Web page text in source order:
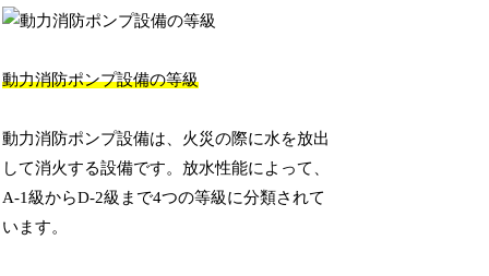
動力消防ポンプ設備の等級
動力消防ポンプ設備は、火災の際に水を放出
して消火する設備です。放水性能によって、
A-1級からD-2級まで4つの等級に分類されて
います。